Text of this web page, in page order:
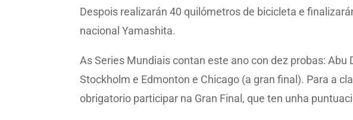
Despois realizarán 40 quilómetros de bicicleta e
nacional Yamashita.
As Series Mundiais contan este ano con dez probas: Abu
Stockholm e Edmonton e Chicago (a gran final). Para a
obrigatorio participar na Gran Final, que ten unha